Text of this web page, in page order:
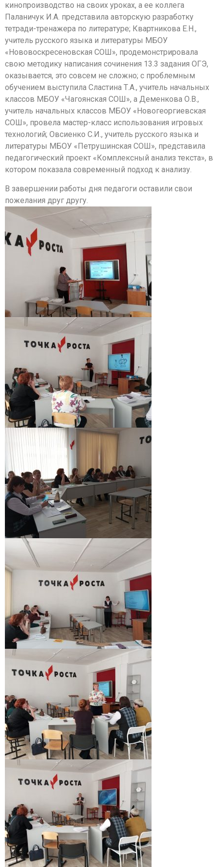
кинопроизводство на своих уроках, а ее коллега
Паланичук И.А. представила авторскую разработку
тетради-тренажера по литературе; Квартникова Е.Н.,
учитель русского языка и литературы МБОУ
«Нововоскресеновская СОШ», продемонстрировала
свою методику написания сочинения 13.3 задания ОГЭ,
оказывается, это совсем не сложно; с проблемным
обучением выступила Сластина Т.А., учитель начальных
классов МБОУ «Чагоянская СОШ», а Деменкова О.В.,
учитель начальных классов МБОУ «Новогеоргиевская
СОШ», провела мастер-класс использования игровых
технологий; Овсиенко С.И., учитель русского языка и
литературы МБОУ «Петрушинская СОШ», представила
педагогический проект «Комплексный анализ текста», в
котором показала современный подход к анализу.
В завершении работы дня педагоги оставили свои
пожелания друг другу.